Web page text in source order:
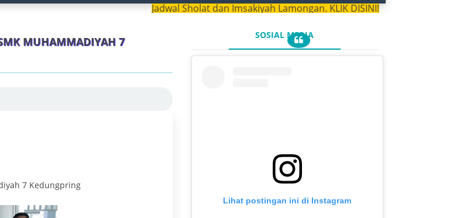
Jadwal Sholat dan Imsakiyah Lamongan. KLIK DISINI!
MUHAMMADIYAH 7
7 Kedungpring
SOSIAL MEDIA
Lihat postingan ini di Instagram